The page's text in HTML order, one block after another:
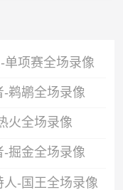
单项赛全场录像
鹈鹕全场录像
火全场录像
掘金全场录像
-国王全场录像